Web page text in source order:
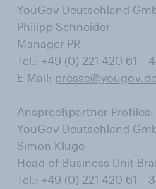
YouGov Deutschland
Philipp Schneider
Manager PR
Tel.: +49 (0) 221 420 61 –
E-Mail: presse@yougov.de
Ansprechpartner Profiles:
YouGov Deutschland
Simon Kluge
Head of Business Unit
Tel.: +49 (0) 221 420 61 –